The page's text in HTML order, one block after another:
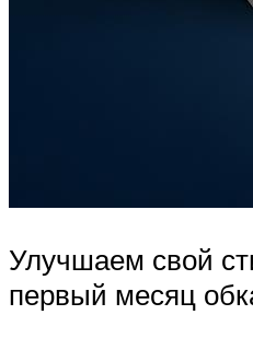
Улучшаем свой
первый месяц